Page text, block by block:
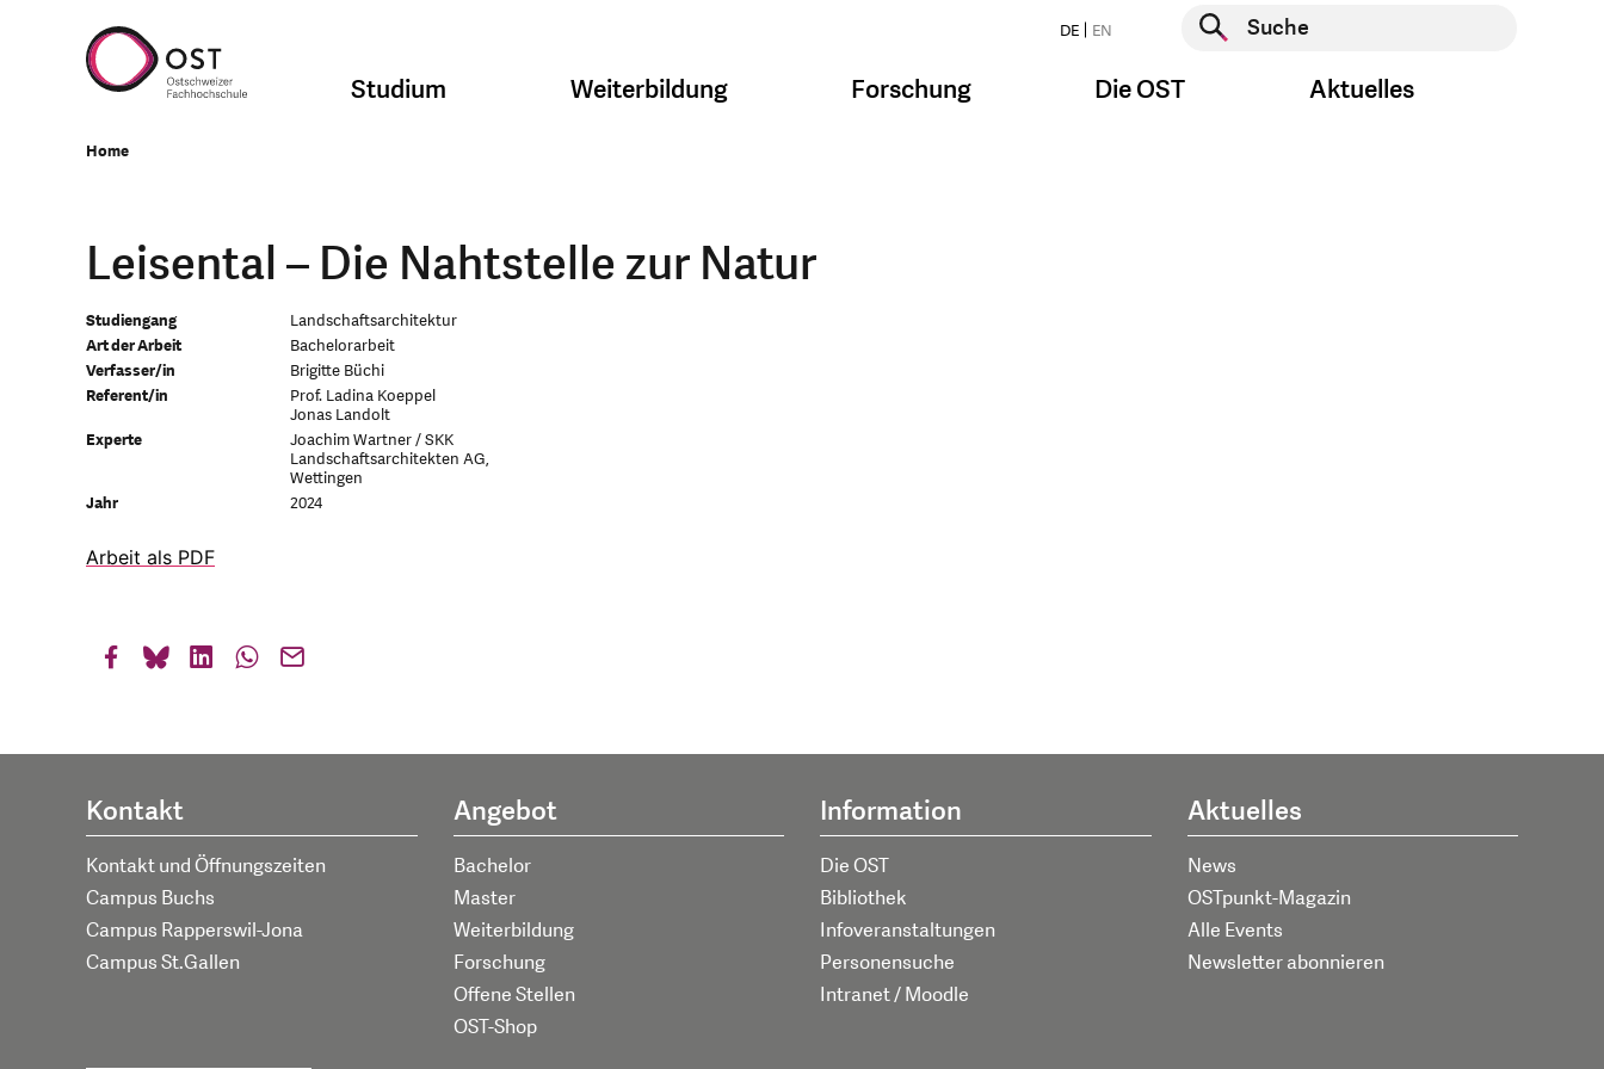
DE EN
Suche starten
Studium Weiterbildung Forschung Die OST Aktuelles
Home
Leisental – Die Nahtstelle zur Natur
Studiengang
Landschaftsarchitektur
Art der Arbeit
Bachelorarbeit
Verfasser/in
Brigitte Büchi
Referent/in
Prof. Ladina Koeppel
Jonas Landolt
Experte
Joachim Wartner / SKK
Landschaftsarchitekten AG,
Wettingen
Jahr
2024
Arbeit als PDF
Kontakt
Kontakt und Öffnungszeiten
Campus Buchs
Campus Rapperswil-Jona
Campus St.Gallen
Angebot
Bachelor
Master
Weiterbildung
Forschung
Offene Stellen
OST-Shop
Information
Die OST
Bibliothek
Infoveranstaltungen
Personensuche
Intranet / Moodle
Aktuelles
News
OSTpunkt-Magazin
Alle Events
Newsletter abonnieren